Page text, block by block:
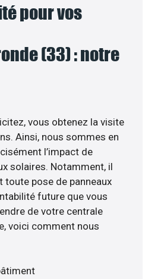
pour vos
(33) : notre
vous obtenez la visite
Ainsi, nous sommes en
l’impact de
solaires. Notamment, il
toute pose de panneaux
future que vous
de votre centrale
voici comment nous